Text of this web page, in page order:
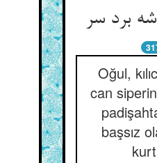
برد سر
Oğul,
can
başsız